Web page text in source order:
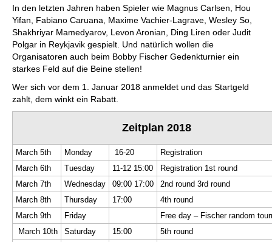
In den letzten Jahren haben Spieler wie Magnus Carlsen, Hou
Yifan, Fabiano Caruana, Maxime Vachier-Lagrave, Wesley So,
Shakhriyar Mamedyarov, Levon Aronian, Ding Liren oder Judit
Polgar in Reykjavik gespielt. Und natürlich wollen die
Organisatoren auch beim Bobby Fischer Gedenkturnier ein
starkes Feld auf die Beine stellen!
Wer sich vor dem 1. Januar 2018 anmeldet und das Startgeld
zahlt, dem winkt ein Rabatt.
Zeitplan 2018
March 5th Monday 16-20
Registration
March 6th
Tuesday 11-12 15:00
Registration 1st round
March 7th
Wednesday 09:00 17:00
2nd round 3rd round
March 8th
Thursday 17:00
4th round
March 9th
Friday
Free day – Fischer random
March 10th
Saturday 15:00
5th round